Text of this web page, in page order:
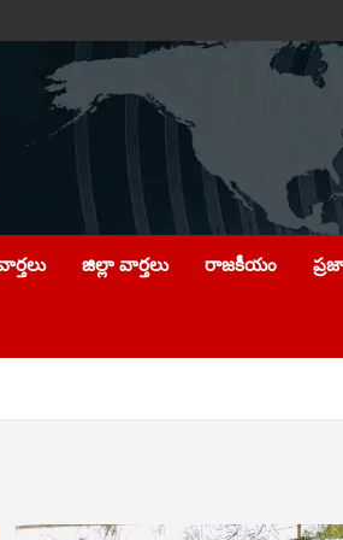
జిల్లా వార్తలు రాజకీయం